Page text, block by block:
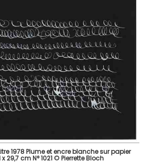
1978 Plume et encre blanche sur papier
29,7 cm N° 1021 © Pierrette Bloch